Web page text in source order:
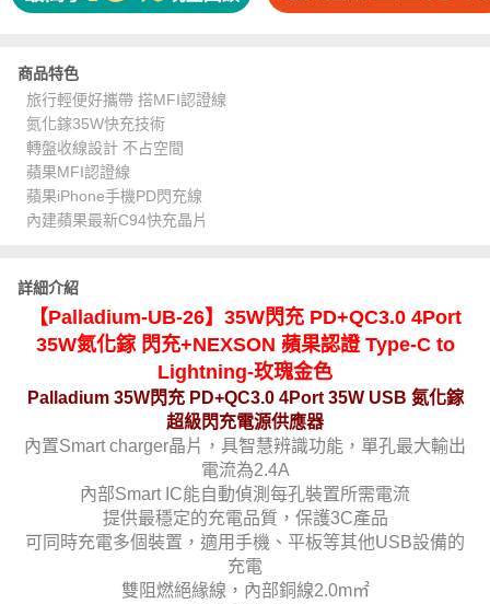
商品特色
旅行輕便好攜帶 搭MFI認證線
氮化鎵35W快充技術
轉盤收線設計 不占空間
蘋果MFI認證線
蘋果iPhone手機PD閃充線
內建蘋果最新C94快充晶片
詳細介紹
【Palladium-UB-26】35W閃充 PD+QC3.0 4Port
35W氮化鎵 閃充+NEXSON 蘋果認證 Type-C to
Lightning-玫瑰金色
Palladium 35W閃充 PD+QC3.0 4Port 35W USB 氮化鎵
超級閃充電源供應器
內置Smart charger晶片，具智慧辨識功能，單孔最大輸出
電流為2.4A
內部Smart IC能自動偵測每孔裝置所需電流
提供最穩定的充電品質，保護3C產品
可同時充電多個裝置，適用手機、平板等其他USB設備的
充電
雙阻燃絕緣線，內部銅線2.0m㎡